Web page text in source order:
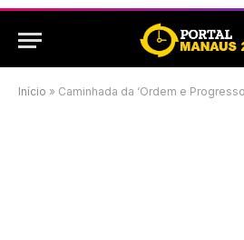
Início » Caminhada da ‘Ordem e Progresso’, com Capitão Alberto Neto e